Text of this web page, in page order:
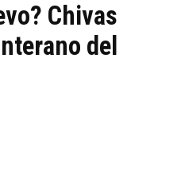
Chivas
del